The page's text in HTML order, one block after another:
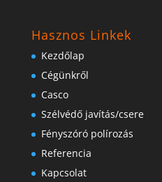
Hasznos Linkek
Kezdőlap
Cégünkről
Casco
Szélvédő javítás/csere
Fényszóró polírozás
Referencia
Kapcsolat